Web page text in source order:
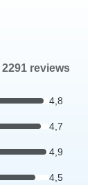
2291 reviews
4,8
4,7
4,9
4,5